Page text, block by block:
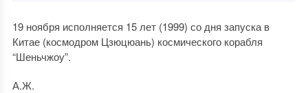
19 ноября исполняется 15 лет (1999) со дня запуска в
Китае (космодром Цзюцюань) космического корабля
“Шеньчжоу”.
А.Ж.